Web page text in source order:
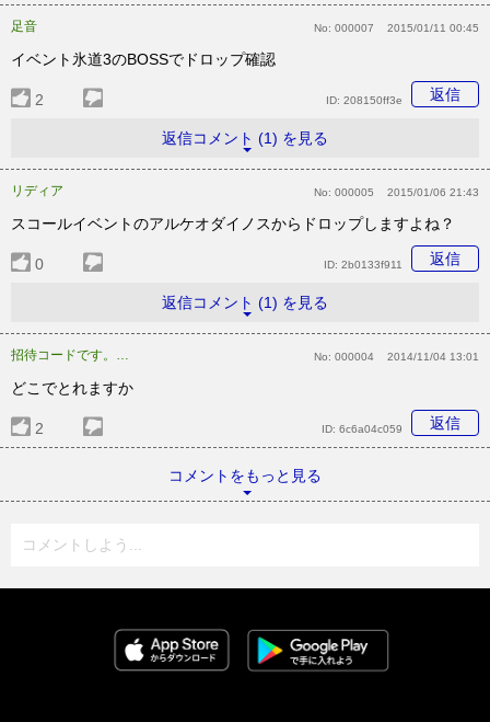
足音 No: 000007 2015/01/11 00:45
イベント氷道3のBOSSでドロップ確認
2 返信
ID: 208150ff3e
返信コメント (1) を見る
リディア No: 000005 2015/01/06 21:43
スコールイベントのアルケオダイノスからドロップしますよね？
0 返信
ID: 2b0133f911
返信コメント (1) を見る
招待コードです。oKod No: 000004 2014/11/04 13:01
どこでとれますか
2 返信
ID: 6c6a04c059
コメントをもっと見る
コメントしよう...